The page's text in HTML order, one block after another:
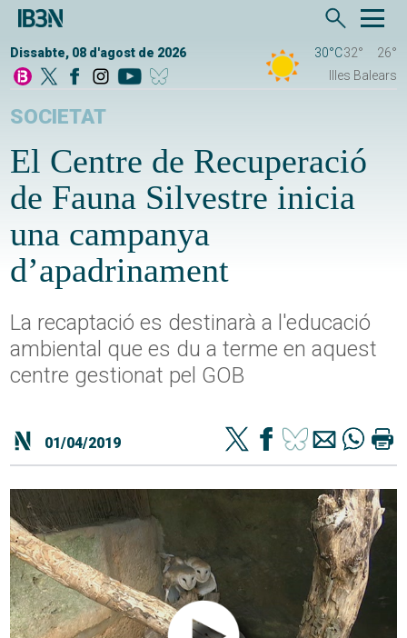
Dissabte, 08 d'agost de 2026 30°C32°
26°
Illes Balears
SOCIETAT
El Centre de Recuperació
de Fauna Silvestre inicia
una campanya
d’apadrinament
La recaptació es destinarà a l'educació
ambiental que es du a terme en aquest
centre gestionat pel GOB
01/04/2019